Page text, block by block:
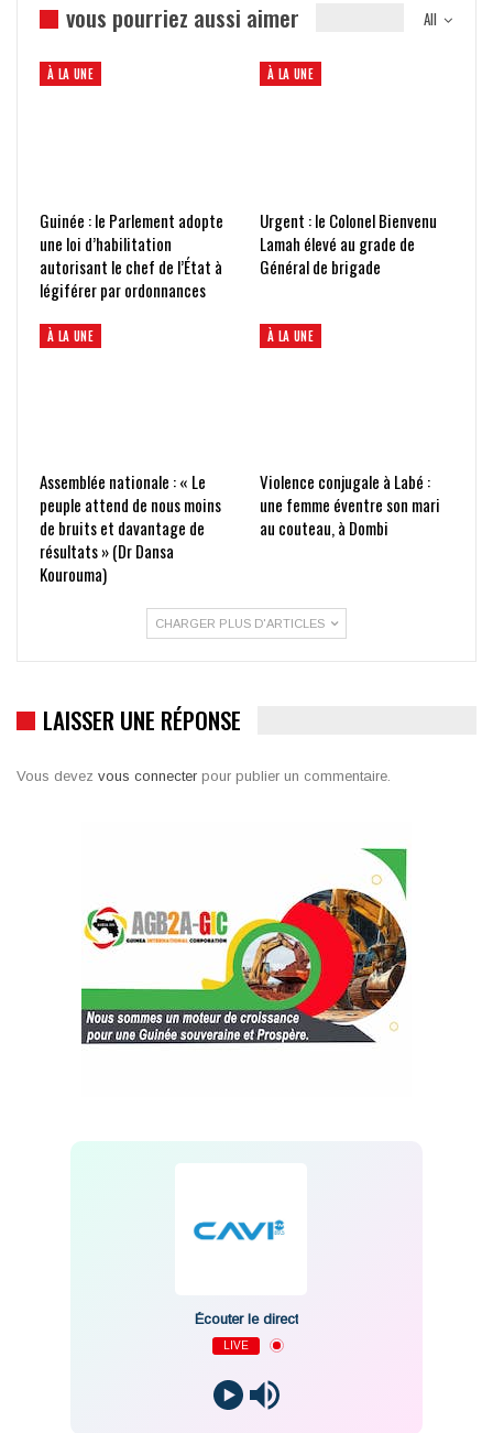
All
vous pourriez aussi aimer
À LA UNE
Guinée : le Parlement adopte
une loi d’habilitation
autorisant le chef de l’État à
légiférer par ordonnances
À LA UNE
Urgent : le Colonel Bienvenu
Lamah élevé au grade de
Général de brigade
À LA UNE
Assemblée nationale : « Le
peuple attend de nous moins
de bruits et davantage de
résultats » (Dr Dansa
Kourouma)
À LA UNE
Violence conjugale à Labé :
une femme éventre son mari
au couteau, à Dombi
CHARGER PLUS D'ARTICLES
LAISSER UNE RÉPONSE
Vous devez vous connecter pour publier un commentaire.
Écouter le direct
LIVE